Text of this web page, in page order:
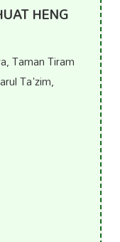
HENG
Taman Tiram
Ta'zim,